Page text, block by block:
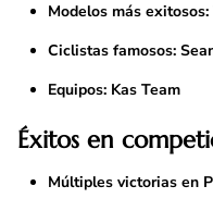
Modelos más exitosos:
Ciclistas famosos:
Equipos: Kas Team
Éxitos en
Múltiples victorias en